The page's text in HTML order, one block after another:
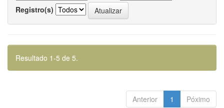
Registro(s)
Resultado 1-5 de 5.
Anterior 1 Póximo